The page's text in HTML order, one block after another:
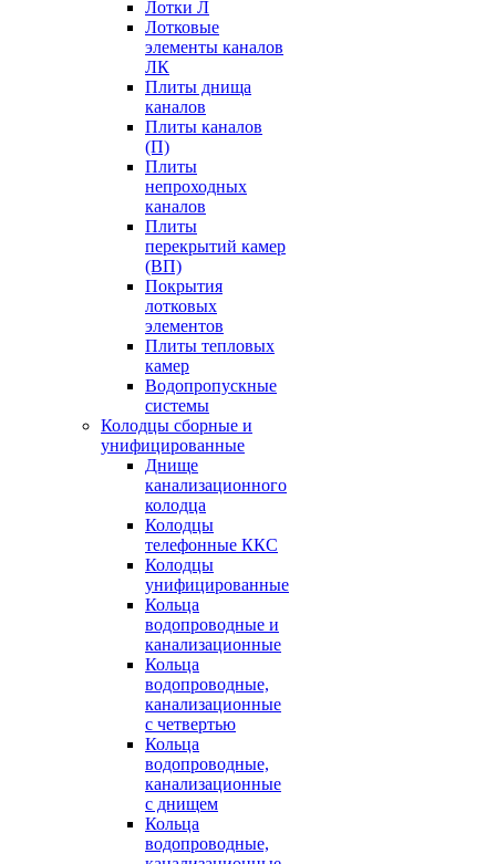
Лотки Л
Лотковые
элементы каналов
ЛК
Плиты днища
каналов
Плиты каналов
(П)
Плиты
непроходных
каналов
Плиты
перекрытий камер
(ВП)
Покрытия
лотковых
элементов
Плиты тепловых
камер
Водопропускные
системы
Колодцы сборные и
унифицированные
Днище
канализационного
колодца
Колодцы
телефонные ККС
Колодцы
унифицированные
Кольца
водопроводные и
канализационные
Кольца
водопроводные,
канализационные
с четвертью
Кольца
водопроводные,
канализационные
с днищем
Кольца
водопроводные,